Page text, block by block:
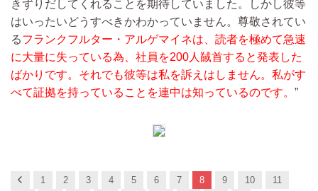
きずりだしてくれることを期待していました。しかし彼等
はいったいどうすべきかわかっていません。尊敬されてい
るフランクフルター・アルゲマイネは、読者を極めて急速
に大量に失っている為、社員を200人馘首すると発表した
ばかりです。それでも彼等は私を訴えはしません。私がす
べて証拠を持っていることを連中は知っているのです。 ”
Previous
1 2 3 4 5 6 7 8 9 10
11